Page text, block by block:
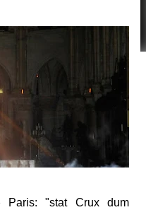
Paris: "stat Crux dum